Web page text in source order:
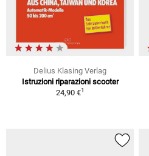
Delius Klasing Verlag
Istruzioni riparazioni scooter
24,90 €1